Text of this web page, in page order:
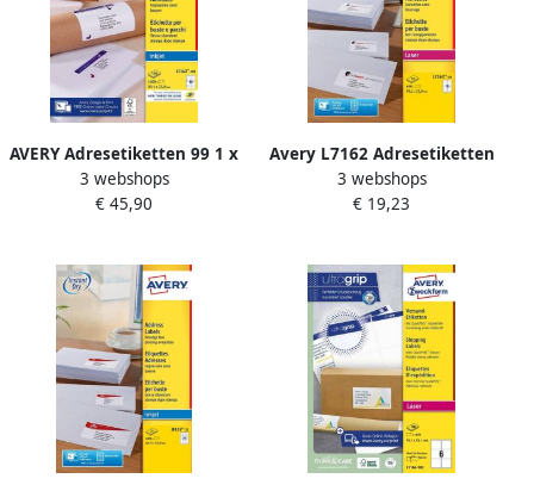
AVERY Adresetiketten 99 1 x
33 9 mm wit Inkjetprinter
permanent klevend J8162-
3 webshops
€ 45,90
Avery L7162 Adresetiketten
Laser Ultragrip wit 40
vellen 16 per vel 99 1 x 33 9
3 webshops
€ 19,23